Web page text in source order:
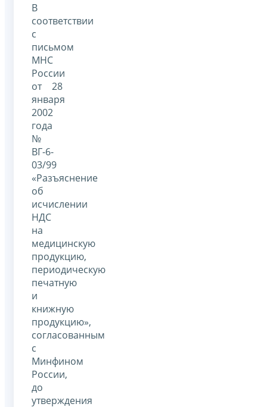
В
соответствии
с
письмом
МНС
России
от 28
января
2002
года
№
ВГ-6-
03/99
«Разъяснение
об
исчислении
НДС
на
медицинскую
продукцию,
периодическую
печатную
и
книжную
продукцию»,
согласованным
с
Минфином
России,
до
утверждения